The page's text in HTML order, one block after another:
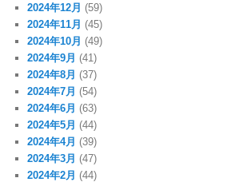
2024年12月 (59)
2024年11月 (45)
2024年10月 (49)
2024年9月 (41)
2024年8月 (37)
2024年7月 (54)
2024年6月 (63)
2024年5月 (44)
2024年4月 (39)
2024年3月 (47)
2024年2月 (44)